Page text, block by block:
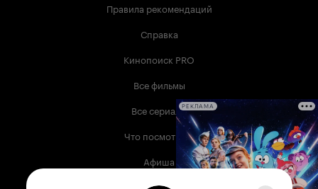
Правила рекомендаций
Справка
Кинопоиск PRO
Все фильмы
Все сериалы
Что посмотреть
Афиша
Музыка
РЕКЛАМА